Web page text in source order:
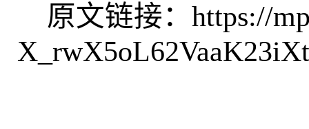
原文链接： https://